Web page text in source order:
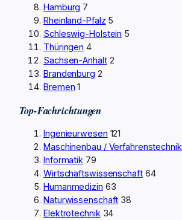
Hamburg 7
Rheinland-Pfalz 5
Schleswig-Holstein 5
Thüringen 4
Sachsen-Anhalt 2
Brandenburg 2
Bremen 1
Top-Fachrichtungen
Ingenieurwesen 121
Maschinenbau / Verfahrenstechnik
Informatik 79
Wirtschaftswissenschaft 64
Humanmedizin 63
Naturwissenschaft 38
Elektrotechnik 34